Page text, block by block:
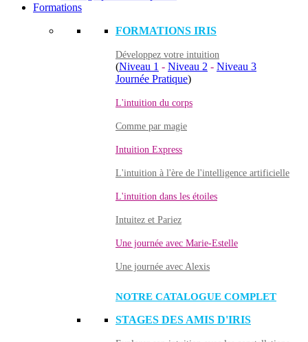
Formations
FORMATIONS IRIS
Développez votre intuition
(Niveau 1 - Niveau 2 - Niveau 3
Journée Pratique)
L'intuition du corps
Comme par magie
Intuition Express
L'intuition à l'ère de l'intelligence artificielle
L'intuition dans les étoiles
Intuitez et Pariez
Une journée avec Marie-Estelle
Une journée avec Alexis
NOTRE CATALOGUE COMPLET
STAGES DES AMIS D'IRIS